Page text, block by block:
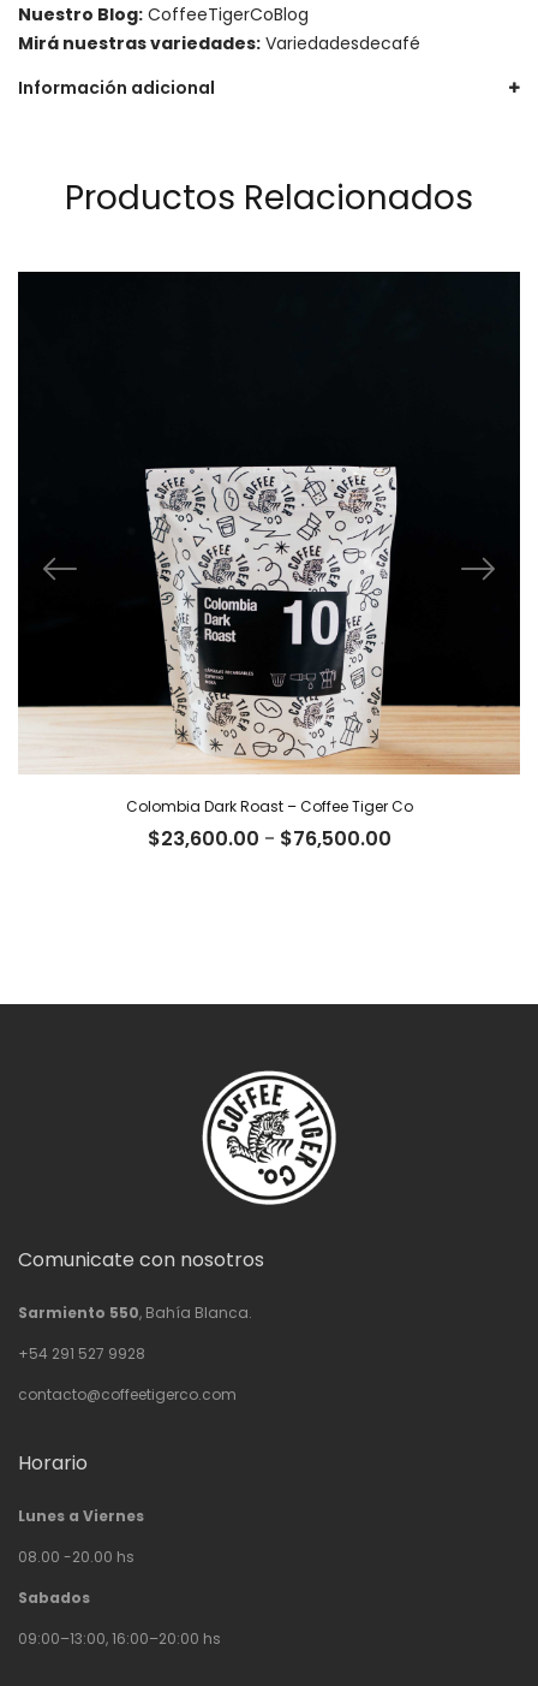
Nuestro Blog: CoffeeTigerCoBlog
Mirá nuestras variedades: Variedadesdecafé
Información adicional
Productos Relacionados
Colombia Dark Roast – Coffee Tiger Co
$23,600.00 - $76,500.00Rango
Comunicate con nosotros
Sarmiento 550, Bahía Blanca.
+54 291 527 9928
contacto@coffeetigerco.com
Horario
Lunes a Viernes
08.00 -20.00 hs
Sabados
09:00–13:00, 16:00–20:00 hs